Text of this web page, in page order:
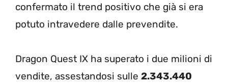
confermato il trend positivo che già si era
potuto intravedere dalle prevendite.
Dragon Quest IX ha superato i due milioni di
vendite, assestandosi sulle 2.343.440